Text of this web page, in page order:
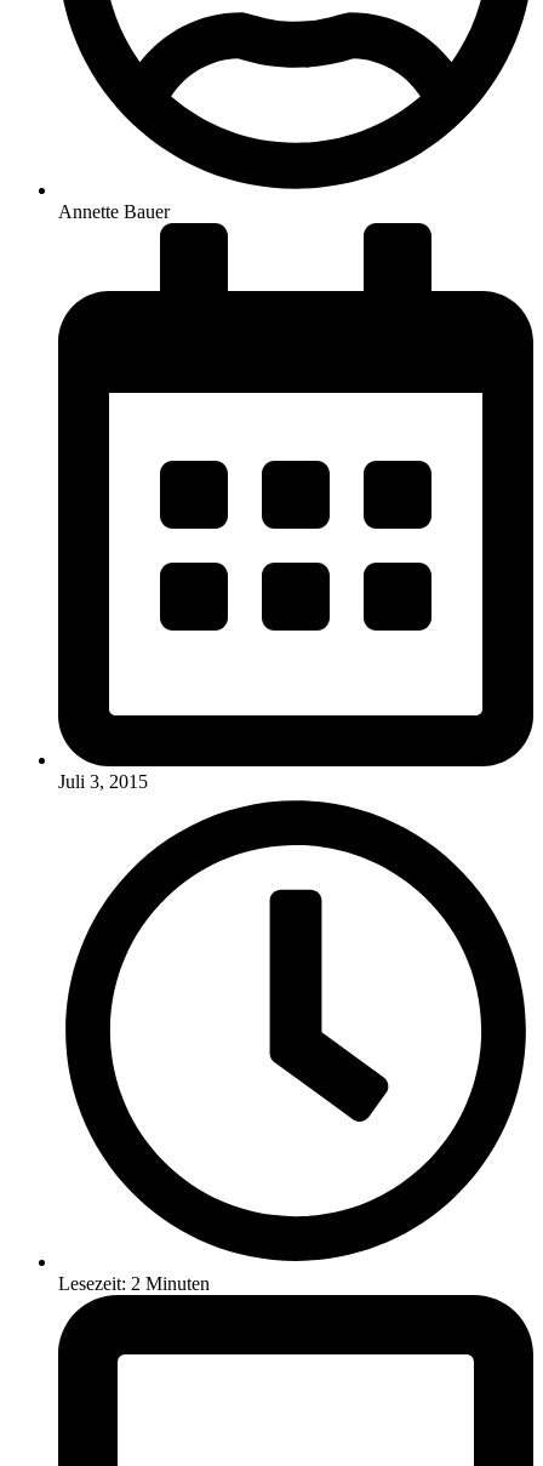
Annette Bauer
Juli 3, 2015
Lesezeit: 2 Minuten